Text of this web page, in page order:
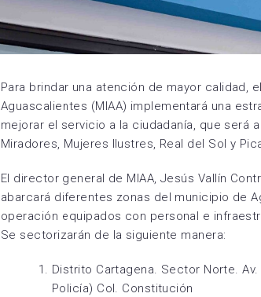
Para brindar una atención de mayor calidad,
Aguascalientes (MIAA) implementará una
mejorar el servicio a la ciudadanía, que será
Miradores, Mujeres Ilustres, Real del Sol y
El director general de MIAA, Jesús Vallín
abarcará diferentes zonas del municipio de
operación equipados con personal e
Se sectorizarán de la siguiente manera:
Distrito Cartagena. Sector Norte.
Policía) Col. Constitución